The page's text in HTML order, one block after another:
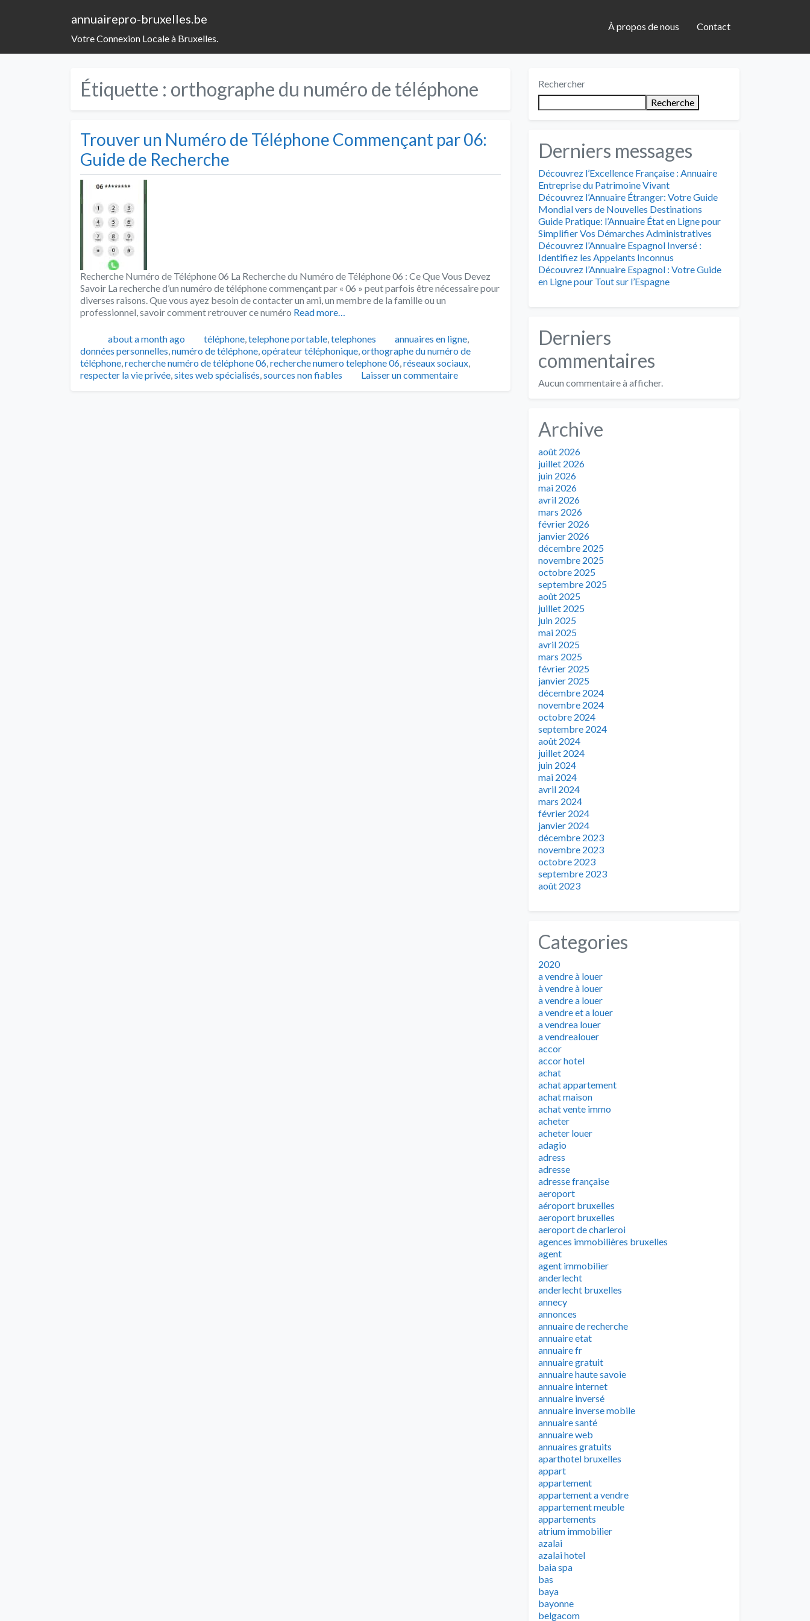
annuairepro-bruxelles.be
Votre Connexion Locale à Bruxelles.
À propos de nous Contact
Étiquette : orthographe du numéro de téléphone
Trouver un Numéro de Téléphone Commençant par 06:
Guide de Recherche
Recherche Numéro de Téléphone 06 La Recherche du Numéro de Téléphone 06 : Ce Que Vous Devez
Savoir La recherche d’un numéro de téléphone commençant par « 06 » peut parfois être nécessaire pour
diverses raisons. Que vous ayez besoin de contacter un ami, un membre de la famille ou un
professionnel, savoir comment retrouver ce numéro Read more…
Publié
about a month ago Catégories
téléphone,telephone portable,telephones Tags
annuaires en ligne,
données personnelles,numéro de téléphone,opérateur téléphonique,orthographe du numéro de
téléphone,recherche numéro de téléphone 06,recherche numero telephone 06,réseaux sociaux,
respecter la vie privée,sites web spécialisés,sources non fiables Laisser un commentaire
Rechercher
Recherche
Derniers messages
Découvrez l’Excellence Française : Annuaire
Entreprise du Patrimoine Vivant
Découvrez l’Annuaire Étranger: Votre Guide
Mondial vers de Nouvelles Destinations
Guide Pratique: l’Annuaire État en Ligne pour
Simplifier Vos Démarches Administratives
Découvrez l’Annuaire Espagnol Inversé :
Identifiez les Appelants Inconnus
Découvrez l’Annuaire Espagnol : Votre Guide
en Ligne pour Tout sur l’Espagne
Derniers
commentaires
Aucun commentaire à afficher.
Archive
août 2026
juillet 2026
juin 2026
mai 2026
avril 2026
mars 2026
février 2026
janvier 2026
décembre 2025
novembre 2025
octobre 2025
septembre 2025
août 2025
juillet 2025
juin 2025
mai 2025
avril 2025
mars 2025
février 2025
janvier 2025
décembre 2024
novembre 2024
octobre 2024
septembre 2024
août 2024
juillet 2024
juin 2024
mai 2024
avril 2024
mars 2024
février 2024
janvier 2024
décembre 2023
novembre 2023
octobre 2023
septembre 2023
août 2023
Categories
2020
a vendre à louer
à vendre à louer
a vendre a louer
a vendre et a louer
a vendrea louer
a vendrealouer
accor
accor hotel
achat
achat appartement
achat maison
achat vente immo
acheter
acheter louer
adagio
adress
adresse
adresse française
aeroport
aéroport bruxelles
aeroport bruxelles
aeroport de charleroi
agences immobilières bruxelles
agent
agent immobilier
anderlecht
anderlecht bruxelles
annecy
annonces
annuaire de recherche
annuaire etat
annuaire fr
annuaire gratuit
annuaire haute savoie
annuaire internet
annuaire inversé
annuaire inverse mobile
annuaire santé
annuaire web
annuaires gratuits
aparthotel bruxelles
appart
appartement
appartement a vendre
appartement meuble
appartements
atrium immobilier
azalai
azalai hotel
baia spa
bas
baya
bayonne
belgacom